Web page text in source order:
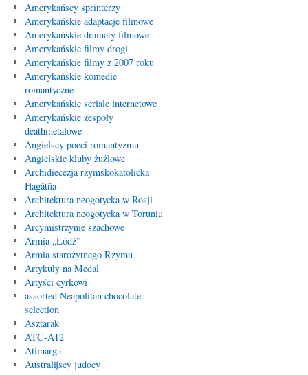
Amerykańscy sprinterzy
Amerykańskie adaptacje filmowe
Amerykańskie dramaty filmowe
Amerykańskie filmy drogi
Amerykańskie filmy z 2007 roku
Amerykańskie komedie
romantyczne
Amerykańskie seriale internetowe
Amerykańskie zespoły
deathmetalowe
Angielscy poeci romantyzmu
Angielskie kluby żużlowe
Archidiecezja rzymskokatolicka
Hagåtña
Architektura neogotycka w Rosji
Architektura neogotycka w Toruniu
Arcymistrzynie szachowe
Armia „Łódź”
Armia starożytnego Rzymu
Artykuły na Medal
Artyści cyrkowi
assorted Neapolitan chocolate
selection
Asztarak
ATC-A12
Atimarga
Australijscy judocy